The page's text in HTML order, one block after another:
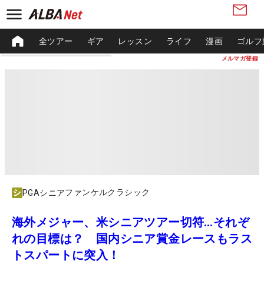
メルマガ登録
全ツアー ギア レッスン ライフ 漫画 ゴル
PGAシニアファンケルクラシック
海外メジャー、米シニアツアー切符…それぞ
れの目標は？ 国内シニア賞金レースもラス
トスパートに突入！